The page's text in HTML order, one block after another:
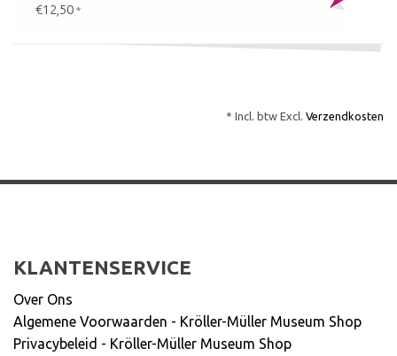
€12,50 *
* Incl. btw Excl. Verzendkosten
KLANTENSERVICE
Over Ons
Algemene Voorwaarden - Kröller-Müller Museum Shop
Privacybeleid - Kröller-Müller Museum Shop